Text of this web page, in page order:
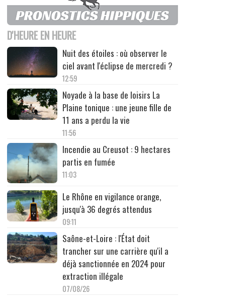
D'HEURE EN HEURE
Nuit des étoiles : où observer le
ciel avant l'éclipse de mercredi ?
12:59
Noyade à la base de loisirs La
Plaine tonique : une jeune fille de
11 ans a perdu la vie
11:56
Incendie au Creusot : 9 hectares
partis en fumée
11:03
Le Rhône en vigilance orange,
jusqu'à 36 degrés attendus
09:11
Saône-et-Loire : l'État doit
trancher sur une carrière qu'il a
déjà sanctionnée en 2024 pour
extraction illégale
07/08/26